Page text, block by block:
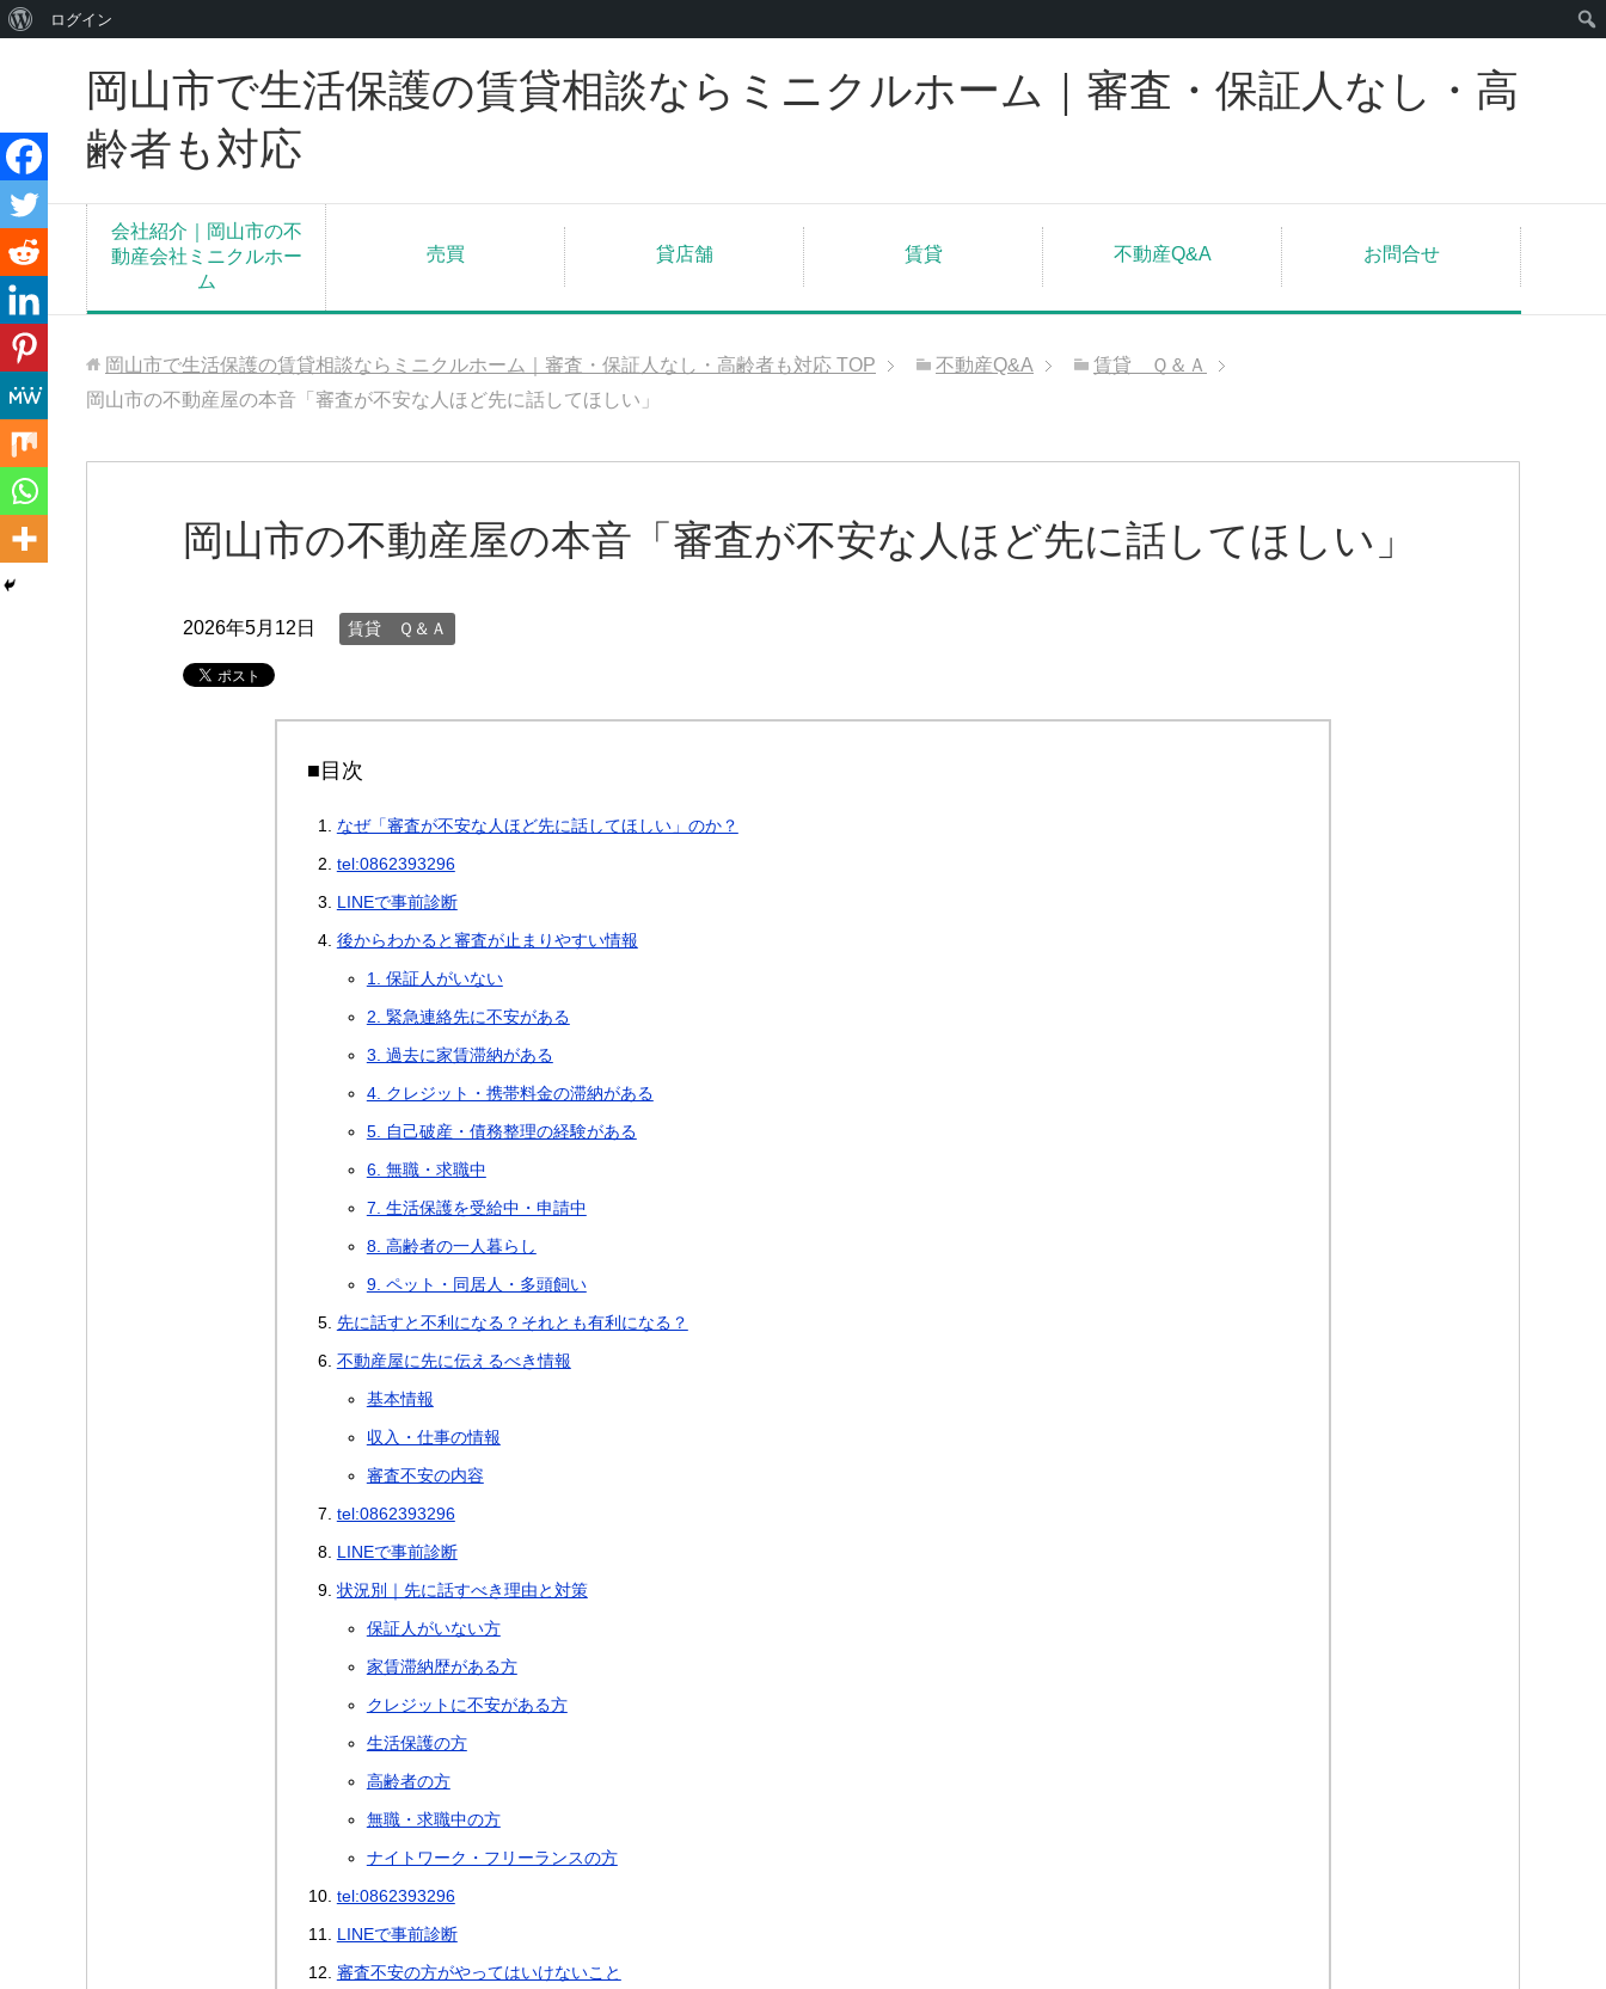
岡山市で生活保護の賃貸相談ならミニクルホーム｜審査・保証人なし・高
齢者も対応
会社紹介｜岡山市の不
動産会社ミニクルホー
ム
売買 貸店舗 賃貸 不動産Q&A お問合せ
岡山市で生活保護の賃貸相談ならミニクルホーム｜審査・保証人なし・高齢者も対応 TOP 不動産Q&A
賃貸 Ｑ＆Ａ
岡山市の不動産屋の本音「審査が不安な人ほど先に話してほしい」
岡山市の不動産屋の本音「審査が不安な人ほど先に話してほしい」
2026年5月12日 賃貸 Ｑ＆Ａ
■目次
なぜ「審査が不安な人ほど先に話してほしい」のか？
tel:0862393296
LINEで事前診断
後からわかると審査が止まりやすい情報
1. 保証人がいない
2. 緊急連絡先に不安がある
3. 過去に家賃滞納がある
4. クレジット・携帯料金の滞納がある
5. 自己破産・債務整理の経験がある
6. 無職・求職中
7. 生活保護を受給中・申請中
8. 高齢者の一人暮らし
9. ペット・同居人・多頭飼い
先に話すと不利になる？それとも有利になる？
不動産屋に先に伝えるべき情報
基本情報
収入・仕事の情報
審査不安の内容
tel:0862393296
LINEで事前診断
状況別｜先に話すべき理由と対策
保証人がいない方
家賃滞納歴がある方
クレジットに不安がある方
生活保護の方
高齢者の方
無職・求職中の方
ナイトワーク・フリーランスの方
tel:0862393296
LINEで事前診断
審査不安の方がやってはいけないこと
WordPress
い
て
ログイン